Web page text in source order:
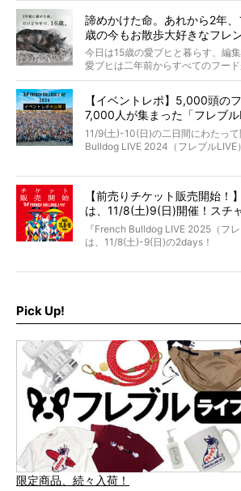
くれる？」
さらには、霊感がない人でも愛犬が
法まで。
お笑い芸人だからこそ暗くなりす
と軽くなる。
永久保存版のスペシャル対談です！
た。
僧侶としての名は「靖賢（せいけ
当時54歳という年齢にして、なぜ
選んだのか。
また、愛犬の旅立ちとどのように向
た。
諦めかけた命。あれから2年
歳の今もお散歩大好きなフレ
今日は15歳の愛ブヒと暮らす、編集
愛ブヒは二年前からすべてのフー
激減。検査をしても異常はなく「
もう諦めるしかないのかな…そん
が「THE fu-do(ザ・フード)」の試
そして「THE fu-do(ザ・フード)」
ブヒは15歳になり、今も元気にお散
今回は、二年前の絶望から今まで
【イベントレポ】5,000頭の
7,000人が集まった「フレブ
貌！
11/9(土)-10(日)の二日間にわたっ
Bulldog LIVE 2024（フレブルLIVE
今年はのべ5,000頭のフレンチブ
day1の司会はフレブルラバーのロ
ェスには世代ど真ん中のPUFFYが
に豪華なラインナップ。
北は北海道、南は鹿児島県から。全
グが一堂に会した「フレブル
【前売りチケット販売開始！
は、11/8(土)9(日)開催！スチ
マソング制作も決定
『French Bulldog LIVE 2025（フ
は、11/8(土)-9(日)の2days！
お得な前売りチケット、いよいよ
ど、内容盛りだくさんでお送りし
お見逃しなく！
Pick Up!
限定商品、続々入荷！